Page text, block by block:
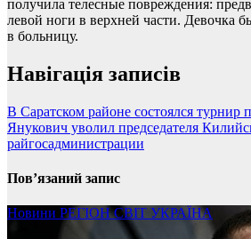
получила телесные повреждения:
левой ноги в верхней части. Девочка
в больницу.
Навігація записів
В Саратском районе состоялся турнир
Янукович уволил председателя
райгосадминистрации
Пов’язаний запис
Новини РЕГІОНСВІТ УКРАЇНА